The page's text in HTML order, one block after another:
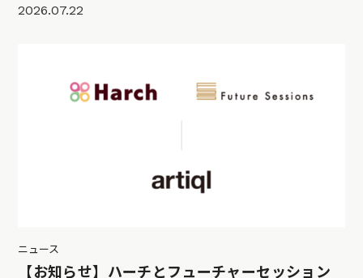
2026.07.22
ニュース
【お知らせ】ハーチとフューチャーセッション